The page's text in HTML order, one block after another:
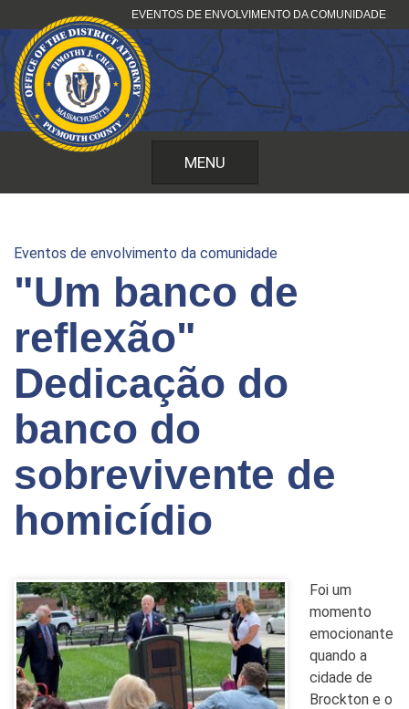
para
o
conteúdo
EVENTOS DE ENVOLVIMENTO DA COMUNIDADE
MENU
Eventos de envolvimento da comunidade
"Um banco de
reflexão"
Dedicação do
banco do
sobrevivente de
homicídio
Foi um
momento
emocionante
quando a
cidade de
Brockton e o